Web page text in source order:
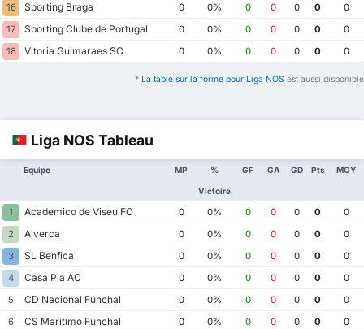
16
Sporting Braga 0 0% 0 0 0 0
0
17
Sporting Clube de Portugal 0 0% 0 0 0 0
0
18
Vitoria Guimaraes SC 0 0% 0 0 0 0 0
* La table sur la forme pour Liga NOS est aussi disponible
Liga NOS Tableau
Equipe MP %
Victoire
GF GA GD Pts MOY
1 Academico de Viseu FC 0 0% 0 0 0 0
0
2
Alverca 0 0% 0 0 0 0
0
3
SL Benfica 0 0% 0 0 0 0
0
4
Casa Pia AC 0 0% 0 0 0 0
0
5
CD Nacional Funchal 0 0% 0 0 0 0
0
6
CS Maritimo Funchal 0 0% 0 0 0 0
0